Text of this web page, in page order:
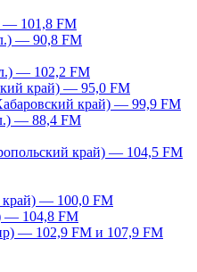
— 101,8 FM
— 90,8 FM
— 102,2 FM
край) — 95,0 FM
край) — 99,9 FM
— 88,4 FM
край) — 104,5 FM
край) — 100,0 FM
— 104,8 FM
— 102,9 FM и 107,9 FM